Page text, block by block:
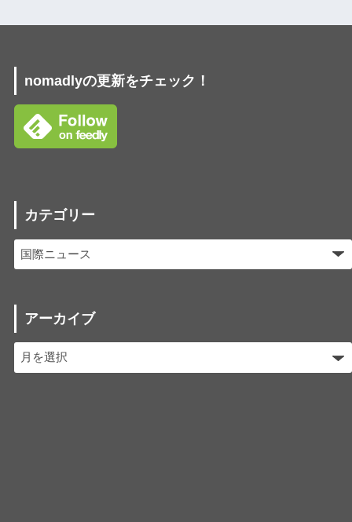
nomadlyの更新をチェック！
カテゴリー
アーカイブ